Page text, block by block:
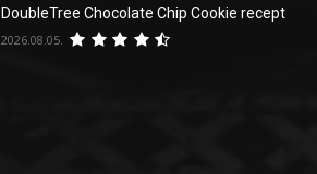
DoubleTree Chocolate Chip Cookie recept
2026.08.05.